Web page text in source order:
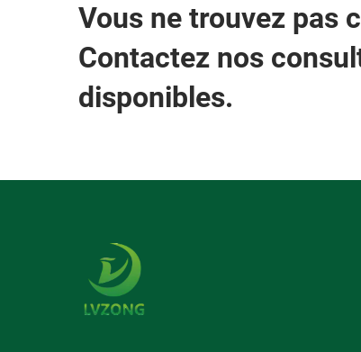
Vous ne trouvez pas
Contactez nos
disponibles.